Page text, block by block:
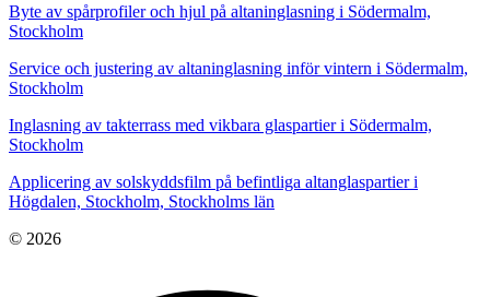
Byte av spårprofiler och hjul på altaninglasning i Södermalm,
Stockholm
Service och justering av altaninglasning inför vintern i Södermalm,
Stockholm
Inglasning av takterrass med vikbara glaspartier i Södermalm,
Stockholm
Applicering av solskyddsfilm på befintliga altanglaspartier i
Högdalen, Stockholm, Stockholms län
© 2026